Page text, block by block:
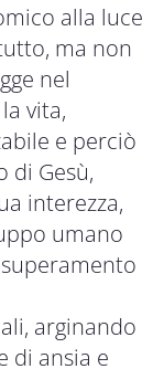
alla luce
ma non
nel
vita,
e perciò
di Gesù,
interezza,
umano
arginando
di ansia e